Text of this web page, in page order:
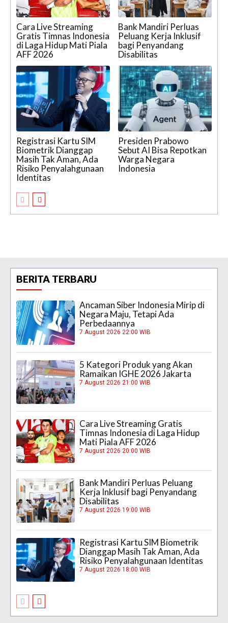
Cara Live Streaming
Gratis Timnas Indonesia
di Laga Hidup Mati Piala
AFF 2026
Bank Mandiri Perluas
Peluang Kerja Inklusif
bagi Penyandang
Disabilitas
Registrasi Kartu SIM
Biometrik Dianggap
Masih Tak Aman, Ada
Risiko Penyalahgunaan
Identitas
Presiden Prabowo
Sebut AI Bisa Repotkan
Warga Negara
Indonesia
BERITA TERBARU
Ancaman Siber Indonesia Mirip di
Negara Maju, Tetapi Ada
Perbedaannya
7 August 2026 22:00 WIB
5 Kategori Produk yang Akan
Ramaikan IGHE 2026 Jakarta
7 August 2026 21:00 WIB
Cara Live Streaming Gratis
Timnas Indonesia di Laga Hidup
Mati Piala AFF 2026
7 August 2026 20:00 WIB
Bank Mandiri Perluas Peluang
Kerja Inklusif bagi Penyandang
Disabilitas
7 August 2026 19:00 WIB
Registrasi Kartu SIM Biometrik
Dianggap Masih Tak Aman, Ada
Risiko Penyalahgunaan Identitas
7 August 2026 18:00 WIB